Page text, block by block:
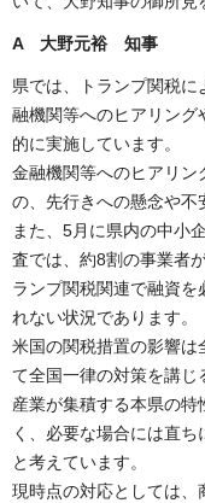
A 大野元裕 知事
県では、トランプ関税
融機関等へのヒアリン
的に実施しています。
金融機関等へのヒアリ
の、先行きへの懸念や不
また、5月に県内の中小
査では、約8割の事業者
ランプ関税関連で融資を
れない状況であります。
米国の関税措置の影響
て全国一律の対策を講
産業が集積する本県の
く、必要な場合には直
と考えています。
現時点の対応としては